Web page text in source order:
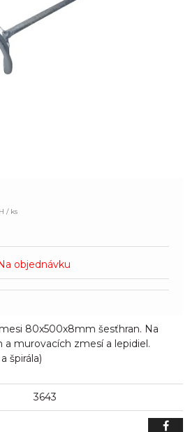
/ ks
objednávku
80x500x8mm šesťhran. Na
murovacích zmesí a lepidiel.
špirála)
3643